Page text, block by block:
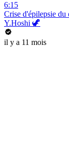
6:15
Crise d'épilepsie du
Y.Hoshi 🦖
il y a 11 mois